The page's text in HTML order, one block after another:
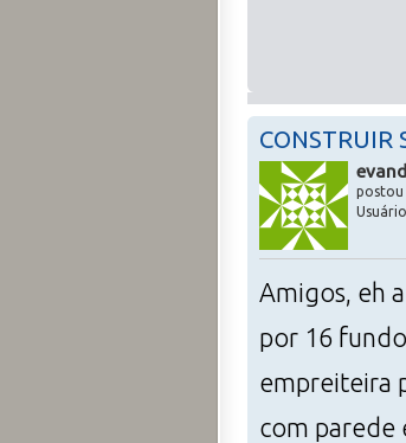
CONSTRUIR
postou
Amigos, eh
por 16
empreiteira
com parede